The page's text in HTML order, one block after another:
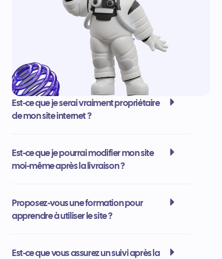
Est-ce que je serai vraiment propriétaire
de mon site internet ?
Est-ce que je pourrai modifier mon site
moi-même après la livraison ?
Proposez-vous une formation pour
apprendre à utiliser le site ?
Est-ce que vous assurez un suivi après la